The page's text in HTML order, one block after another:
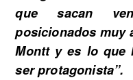
que sacan
posicionados muy
Montt y es lo que
ser protagonista”.